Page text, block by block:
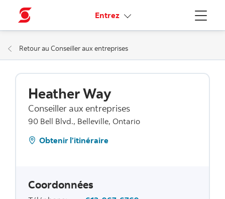
Menu
Entrez Liens connexes
Retour au Conseiller aux entreprises
Heather Way
Conseiller aux entreprises
90 Bell Blvd., Belleville, Ontario
Obtenir l’itinéraire
Coordonnées